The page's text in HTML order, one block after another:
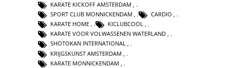
KARATE KICKOFF AMSTERDAM ,
SPORT CLUB MONNICKENDAM , CARDIO ,
KARATE HOME , KICLUBCOOL ,
KARATE VOOR VOLWASSENEN WATERLAND ,
SHOTOKAN INTERNATIONAL ,
KRIJGSKUNST AMSTERDAM
KARATE MONNICKENDAM